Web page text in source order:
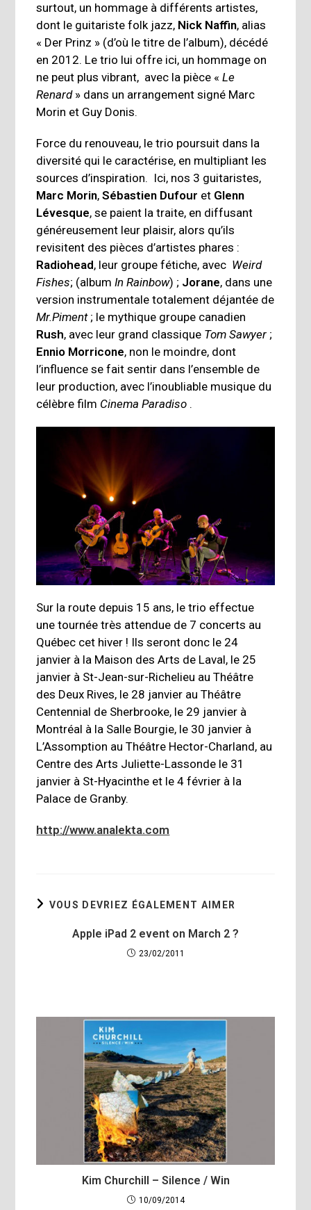
surtout, un hommage à différents artistes,
dont le guitariste folk jazz, Nick Naffin, alias
« Der Prinz » (d’où le titre de l’album), décédé
en 2012. Le trio lui offre ici, un hommage on
ne peut plus vibrant, avec la pièce «Le
Renard » dans un arrangement signé Marc
Morin et Guy Donis.
Force du renouveau, le trio poursuit dans la
diversité qui le caractérise, en multipliant les
sources d’inspiration. Ici, nos 3 guitaristes,
Marc Morin,Sébastien Dufour et Glenn
Lévesque, se paient la traite, en diffusant
généreusement leur plaisir, alors qu’ils
revisitent des pièces d’artistes phares :
Radiohead, leur groupe fétiche, avec Weird
Fishes; (albumIn Rainbow) ; Jorane, dans une
version instrumentale totalement déjantée de
Mr.Piment; le mythique groupe canadien
Rush, avec leur grand classique Tom Sawyer ;
Ennio Morricone, non le moindre, dont
l’influence se fait sentir dans l’ensemble de
leur production, avec l’inoubliable musique du
célèbre film Cinema Paradiso .
Sur la route depuis 15 ans, le trio effectue
une tournée très attendue de 7 concerts au
Québec cet hiver ! Ils seront donc le 24
janvier à la Maison des Arts de Laval, le 25
janvier à St-Jean-sur-Richelieu au Théâtre
des Deux Rives, le 28 janvier au Théâtre
Centennial de Sherbrooke, le 29 janvier à
Montréal à la Salle Bourgie, le 30 janvier à
L’Assomption au Théâtre Hector-Charland, au
Centre des Arts Juliette-Lassonde le 31
janvier à St-Hyacinthe et le 4 février à la
Palace de Granby.
http://www.analekta.com
VOUS DEVRIEZ ÉGALEMENT AIMER
Apple iPad 2 event on March 2 ?
23/02/2011
Kim Churchill – Silence / Win
10/09/2014